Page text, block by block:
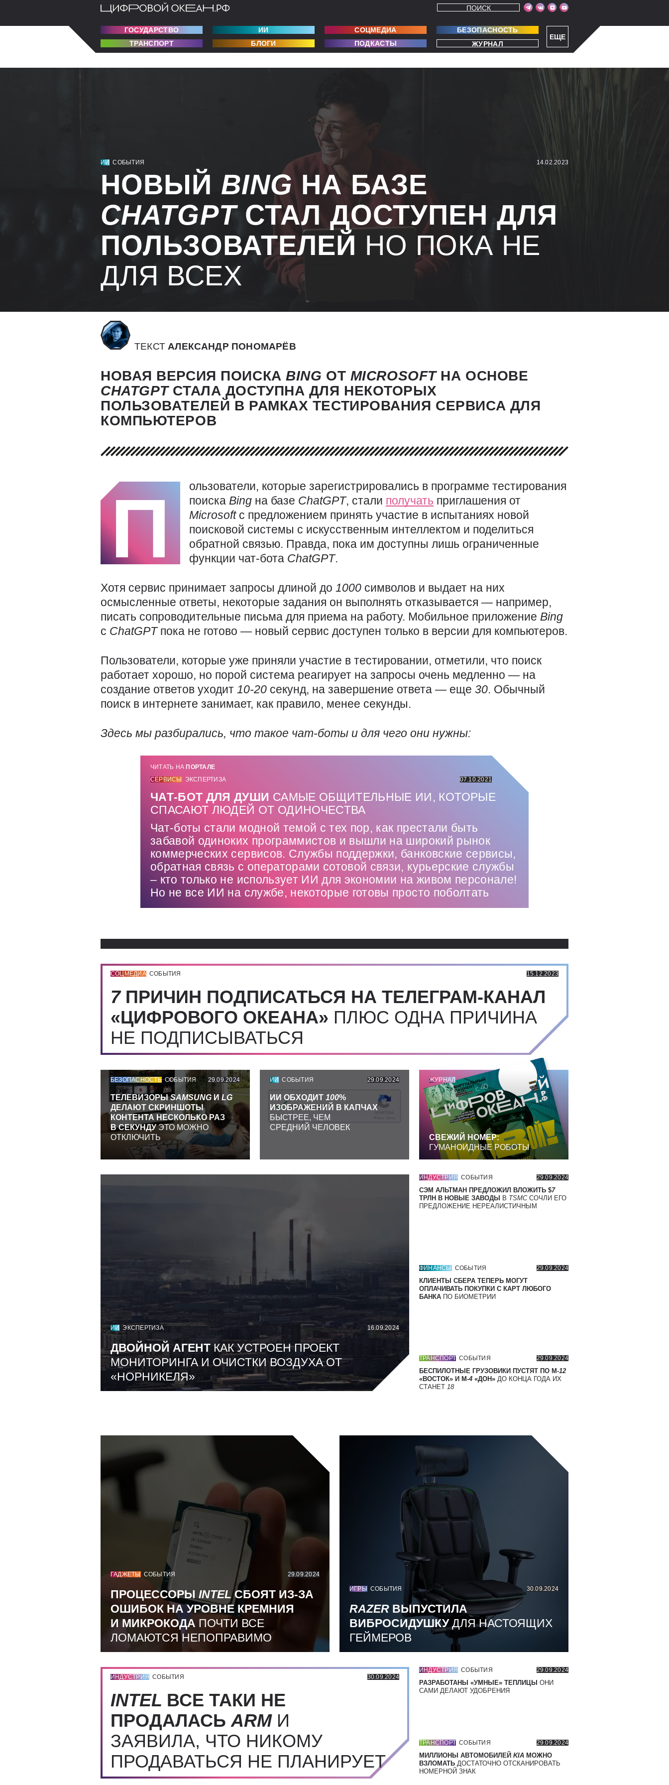
ЕЩЕ
ПОИСК
ГОСУДАРСТВО ИИ СОЦМЕДИА
БЕЗОПАСНОСТЬ
ТРАНСПОРТ
БЛОГИ ПОДКАСТЫ ЖУРНАЛ
ИИ СОБЫТИЯ 14.02.2023
НОВЫЙ BINGНА БАЗЕ
CHATGPT СТАЛ ДОСТУПЕН ДЛЯ
ПОЛЬЗОВАТЕЛЕЙ НО ПОКА НЕ
ДЛЯ ВСЕХ
ТЕКСТ АЛЕКСАНДР ПОНОМАРЁВ
НОВАЯ ВЕРСИЯ ПОИСКАBING ОТ MICROSOFT НА ОСНОВЕ
CHATGPT СТАЛА ДОСТУПНА ДЛЯ НЕКОТОРЫХ
ПОЛЬЗОВАТЕЛЕЙ В РАМКАХ ТЕСТИРОВАНИЯ СЕРВИСА ДЛЯ
КОМПЬЮТЕРОВ
П
ользователи, которые зарегистрировались в программе тестирования
поиска Bing на базе ChatGPT, стали получать приглашения от
Microsoft с предложением принять участие в испытаниях новой
поисковой системы с искусственным интеллектом и поделиться
обратной связью. Правда, пока им доступны лишь ограниченные
функции чат-бота ChatGPT.
Хотя сервис принимает запросы длиной до 1000 символов и выдает на них
осмысленные ответы, некоторые задания он выполнять отказывается — например,
писать сопроводительные письма для приема на работу. Мобильное приложение Bing
с ChatGPTпока не готово — новый сервис доступен только в версии для компьютеров.
Пользователи, которые уже приняли участие в тестировании, отметили, что поиск
работает хорошо, но порой система реагирует на запросы очень медленно — на
создание ответов уходит 10-20 секунд, на завершение ответа — еще 30. Обычный
поиск в интернете занимает, как правило, менее секунды.
Здесь мы разбирались, что такое чат-боты и для чего они нужны:
ЧИТАТЬ НА ПОРТАЛЕ
СЕРВИСЫ
ЭКСПЕРТИЗА 07.10.2021
ЧАТ-БОТ ДЛЯ ДУШИ САМЫЕ ОБЩИТЕЛЬНЫЕ ИИ, КОТОРЫЕ
СПАСАЮТ ЛЮДЕЙ ОТ ОДИНОЧЕСТВА
Чат-боты стали модной темой с тех пор, как престали быть
забавой одиноких программистов и вышли на широкий рынок
коммерческих сервисов. Службы поддержки, банковские сервисы,
обратная связь с операторами сотовой связи, курьерские службы
– кто только не использует ИИ для экономии на живом персонале!
Но не все ИИ на службе, некоторые готовы просто поболтать
СОЦМЕДИА СОБЫТИЯ 15.12.2023
7 ПРИЧИН ПОДПИСАТЬСЯ НА ТЕЛЕГРАМ-КАНАЛ
«ЦИФРОВОГО ОКЕАНА» ПЛЮС ОДНА ПРИЧИНА
НЕ ПОДПИСЫВАТЬСЯ
БЕЗОПАСНОСТЬ СОБЫТИЯ 29.09.2024
ТЕЛЕВИЗОРЫSAMSUNG И LG
ДЕЛАЮТ СКРИНШОТЫ
КОНТЕНТА НЕСКОЛЬКО РАЗ
В СЕКУНДУЭТО МОЖНО
ОТКЛЮЧИТЬ
ИИ СОБЫТИЯ 29.09.2024
ИИ ОБХОДИТ 100%
ИЗОБРАЖЕНИЙ В КАПЧАХ
БЫСТРЕЕ, ЧЕМ
СРЕДНИЙ ЧЕЛОВЕК
ЖУРНАЛ
СВЕЖИЙ НОМЕР:
ГУМАНОИДНЫЕ РОБОТЫ
ИИ ЭКСПЕРТИЗА 16.09.2024
ДВОЙНОЙ АГЕНТКАК УСТРОЕН ПРОЕКТ
МОНИТОРИНГА И ОЧИСТКИ ВОЗДУХА ОТ
«НОРНИКЕЛЯ»
ИНДУСТРИЯ СОБЫТИЯ 29.09.2024
СЭМ АЛЬТМАН ПРЕДЛОЖИЛ ВЛОЖИТЬ $7
ТРЛН В НОВЫЕ ЗАВОДЫ
В TSMC СОЧЛИ ЕГО
ПРЕДЛОЖЕНИЕ НЕРЕАЛИСТИЧНЫМ
ФИНАНСЫ СОБЫТИЯ 29.09.2024
КЛИЕНТЫ СБЕРА ТЕПЕРЬ МОГУТ
ОПЛАЧИВАТЬ ПОКУПКИ С КАРТ ЛЮБОГО
БАНКА ПО БИОМЕТРИИ
ТРАНСПОРТ СОБЫТИЯ 29.09.2024
БЕСПИЛОТНЫЕ ГРУЗОВИКИ ПУСТЯТ ПО М-12
«ВОСТОК» И М-4 «ДОН» ДО КОНЦА ГОДА ИХ
СТАНЕТ 18
ГАДЖЕТЫ СОБЫТИЯ 29.09.2024
ПРОЦЕССОРЫ INTELСБОЯТ ИЗ-ЗА
ОШИБОК НА УРОВНЕ КРЕМНИЯ
И МИКРОКОДА ПОЧТИ ВСЕ
ЛОМАЮТСЯ НЕПОПРАВИМО
ИГРЫ СОБЫТИЯ 30.09.2024
RAZER ВЫПУСТИЛА
ВИБРОСИДУШКУДЛЯ НАСТОЯЩИХ
ГЕЙМЕРОВ
ИНДУСТРИЯ СОБЫТИЯ 30.09.2024
INTEL ВСЕ ТАКИ НЕ
ПРОДАЛАСЬ ARMИ
ЗАЯВИЛА, ЧТО НИКОМУ
ПРОДАВАТЬСЯ НЕ ПЛАНИРУЕТ
ИНДУСТРИЯ СОБЫТИЯ 29.09.2024
РАЗРАБОТАНЫ «УМНЫЕ» ТЕПЛИЦЫ ОНИ
САМИ ДЕЛАЮТ УДОБРЕНИЯ
ТРАНСПОРТ СОБЫТИЯ 29.09.2024
МИЛЛИОНЫ АВТОМОБИЛЕЙ KIA МОЖНО
ВЗЛОМАТЬ ДОСТАТОЧНО ОТСКАНИРОВАТЬ
НОМЕРНОЙ ЗНАК